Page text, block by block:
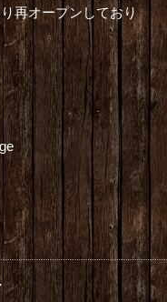
再オープンしており